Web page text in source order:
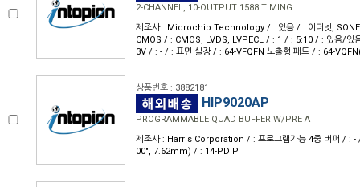
2-CHANNEL, 10-OUTPUT 1588 TIMING
제조사 : Microchip Technology / : 있음 / : 이더넷,
CMOS / : CMOS, LVDS, LVPECL / : 1 / : 5:10 / : 있음/있
3V / : - / : 표면 실장 / : 64-VFQFN 노출형 패드 / : 64-
상품번호 : 3882181
HIP9020AP
PROGRAMMABLE QUAD BUFFER W/PRE A
제조사 : Harris Corporation / : 프로그램가능 4중 버퍼 / :
00", 7.62mm) / : 14-PDIP